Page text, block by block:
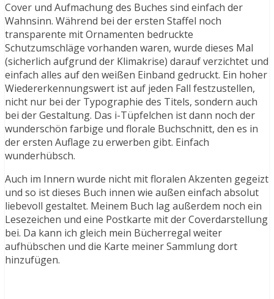
Cover und Aufmachung des Buches sind einfach der
Wahnsinn. Während bei der ersten Staffel noch
transparente mit Ornamenten bedruckte
Schutzumschläge vorhanden waren, wurde dieses Mal
(sicherlich aufgrund der Klimakrise) darauf verzichtet und
einfach alles auf den weißen Einband gedruckt. Ein hoher
Wiedererkennungswert ist auf jeden Fall festzustellen,
nicht nur bei der Typographie des Titels, sondern auch
bei der Gestaltung. Das i-Tüpfelchen ist dann noch der
wunderschön farbige und florale Buchschnitt, den es in
der ersten Auflage zu erwerben gibt. Einfach
wunderhübsch.
Auch im Innern wurde nicht mit floralen Akzenten gegeizt
und so ist dieses Buch innen wie außen einfach absolut
liebevoll gestaltet. Meinem Buch lag außerdem noch ein
Lesezeichen und eine Postkarte mit der Coverdarstellung
bei. Da kann ich gleich mein Bücherregal weiter
aufhübschen und die Karte meiner Sammlung dort
hinzufügen.